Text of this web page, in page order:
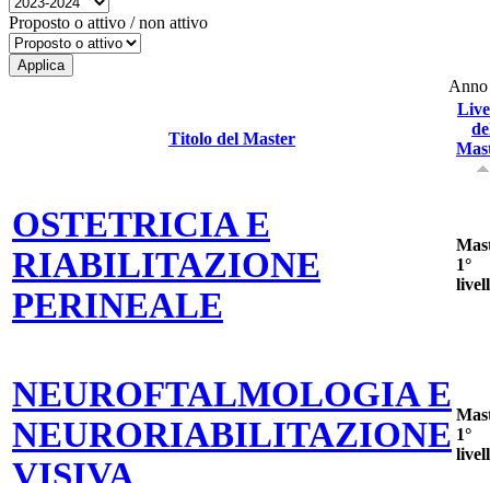
Proposto o attivo / non attivo
Anno
Titolo del Master
OSTETRICIA E
RIABILITAZIONE
PERINEALE
1°
NEUROFTALMOLOGIA E
NEURORIABILITAZIONE
VISIVA
1°